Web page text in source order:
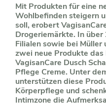
Mit Produkten für eine
Wohlbefinden steigern
soll, erobert
Drogeriemärkte. In
Filialen sowie bei
zwei neue Produkte
VagisanCare Dusch
Pflege Creme. Unter
unterstützen diese
Körperpflege und
Intimzone die